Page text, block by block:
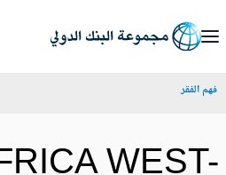
الفقر